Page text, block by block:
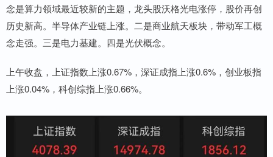
念是算力领域最近较新的主题，龙头股沃格光电涨停，股价再创
历史新高。半导体产业链上涨。二是商业航天板块，带动军工概
念走强。三是电力基建。四是光伏概念。
上午收盘，上证指数上涨0.67%，深证成指上涨0.6%，创业板指
上涨0.04%，科创综指上涨0.66%。